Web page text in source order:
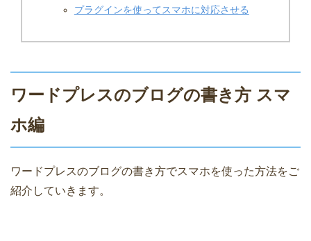
プラグインを使ってスマホに対応させる
ワードプレスのブログの書き方 スマ
ホ編
ワードプレスのブログの書き方でスマホを使った方法をご
紹介していきます。